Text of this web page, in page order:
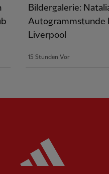
Bildergalerie:
Autogrammstunde
Liverpool
15 Stunden Vor